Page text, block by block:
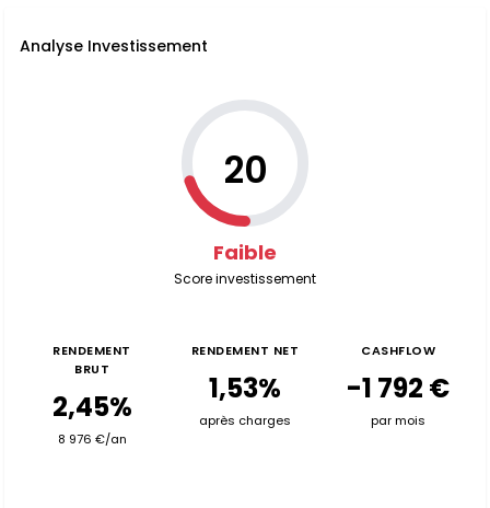
Analyse Investissement
20
Faible
Score investissement
RENDEMENT
BRUT
2,45%
8 976 €/an
RENDEMENT NET
1,53%
après charges
CASHFLOW
-1 792 €
par mois